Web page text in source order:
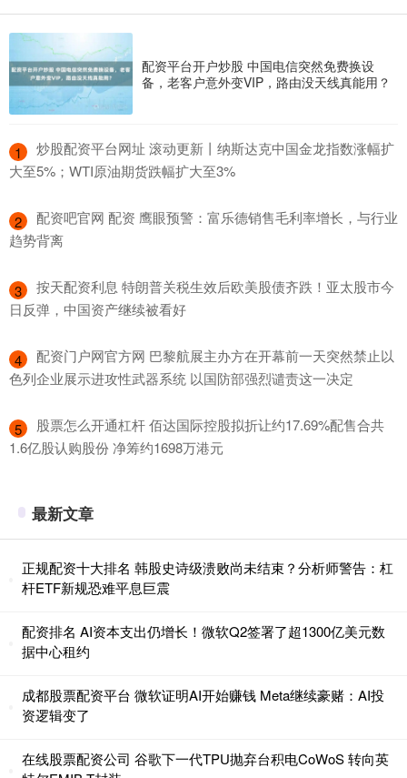
配资平台开户炒股 中国电信突然免费换设
备，老客户意外变VIP，路由没天线真能用？
1
​炒股配资平台网址 滚动更新丨纳斯达克中国金龙指数涨幅扩
大至5%；WTI原油期货跌幅扩大至3%
2
​配资吧官网 配资 鹰眼预警：富乐德销售毛利率增长，与行业
趋势背离
3
​按天配资利息 特朗普关税生效后欧美股债齐跌！亚太股市今
日反弹，中国资产继续被看好
4
​配资门户网官方网 巴黎航展主办方在开幕前一天突然禁止以
色列企业展示进攻性武器系统 以国防部强烈谴责这一决定
5
​股票怎么开通杠杆 佰达国际控股拟折让约17.69%配售合共
1.6亿股认购股份 净筹约1698万港元
最新文章
正规配资十大排名 韩股史诗级溃败尚未结束？分析师警告：杠
杆ETF新规恐难平息巨震
配资排名 AI资本支出仍增长！微软Q2签署了超1300亿美元数
据中心租约
成都股票配资平台 微软证明AI开始赚钱 Meta继续豪赌：AI投
资逻辑变了
在线股票配资公司 谷歌下一代TPU抛弃台积电CoWoS 转向英